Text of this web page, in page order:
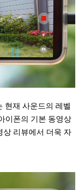
현재 사운드의 레벨
이폰의 기본 동영상
상 리뷰에서 더욱 자